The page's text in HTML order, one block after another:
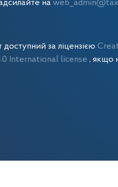
на
доступний за ліцензією
International license , якщо